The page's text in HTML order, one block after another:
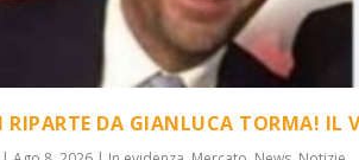
RIPARTE DA GIANLUCA TORMA! IL